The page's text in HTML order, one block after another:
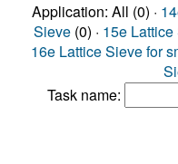
Application: All (0) ·
Sieve (0) · 15e
16e Lattice Sieve for
Task name: